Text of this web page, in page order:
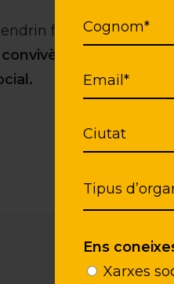
Cognom*
Email*
Ciutat
Ens
Xarxes
funciona gràcies
convivència